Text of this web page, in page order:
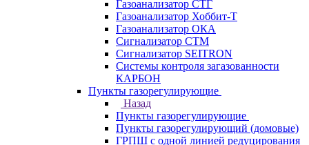
Газоанализатор СТГ
Газоанализатор Хоббит-Т
Газоанализатор ОКА
Сигнализатор СТМ
Сигнализатор SEITRON
Системы контроля загазованности
КАРБОН
Пункты газорегулирующие
Назад
Пункты газорегулирующие
Пункты газорегулирующий (домовые)
ГРПШ с одной линией редуцирования